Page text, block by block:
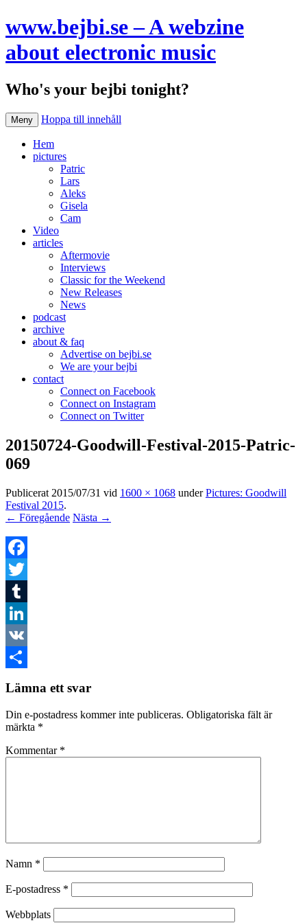
www.bejbi.se – A webzine
about electronic music
Who's your bejbi tonight?
Meny Hoppa till innehåll
Hem
pictures
Patric
Lars
Aleks
Gisela
Cam
Video
articles
Aftermovie
Interviews
Classic for the Weekend
New Releases
News
podcast
archive
about & faq
Advertise on bejbi.se
We are your bejbi
contact
Connect on Facebook
Connect on Instagram
Connect on Twitter
20150724-Goodwill-Festival-2015-Patric-
069
Publicerat 2015/07/31 vid 1600 × 1068 underPictures: Goodwill
Festival 2015.
← Föregående Nästa →
Facebook
Twitter
Tumblr
LinkedIn
VK
Lämna ett svar
Din e-postadress kommer inte publiceras. Obligatoriska fält är
märkta *
Kommentar *
Namn *
E-postadress *
Webbplats